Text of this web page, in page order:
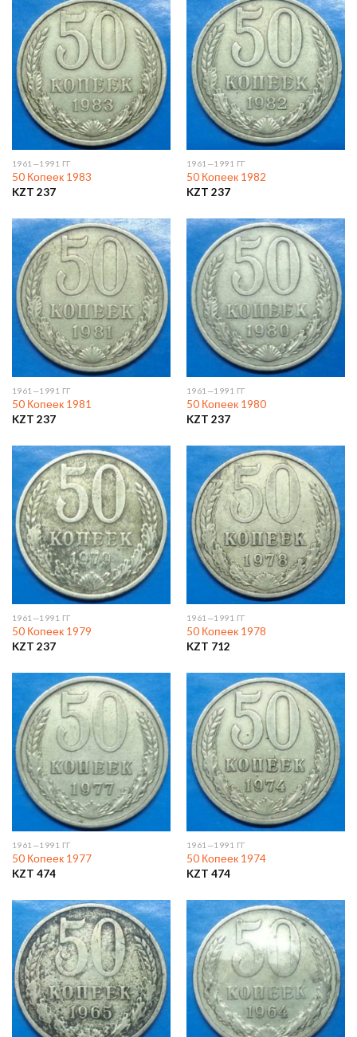
1961—1991 ГГ
50 Копеек 1983
KZT 237
1961—1991 ГГ
50 Копеек 1982
KZT 237
1961—1991 ГГ
50 Копеек 1981
KZT 237
1961—1991 ГГ
50 Копеек 1980
KZT 237
1961—1991 ГГ
50 Копеек 1979
KZT 237
1961—1991 ГГ
50 Копеек 1978
KZT 712
1961—1991 ГГ
50 Копеек 1977
KZT 474
1961—1991 ГГ
50 Копеек 1974
KZT 474